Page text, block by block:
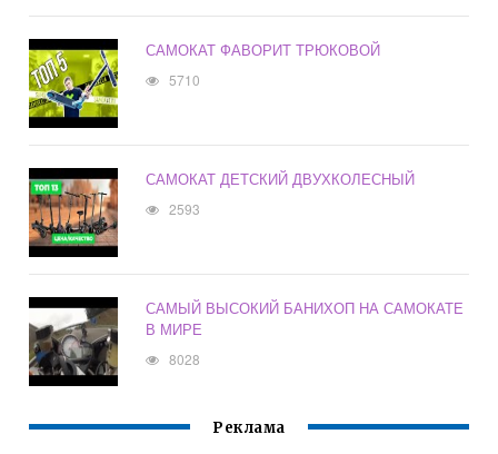
САМОКАТ ФАВОРИТ ТРЮКОВОЙ
5710
САМОКАТ ДЕТСКИЙ ДВУХКОЛЕСНЫЙ
2593
САМЫЙ ВЫСОКИЙ БАНИХОП НА САМОКАТЕ
В МИРЕ
8028
Реклама